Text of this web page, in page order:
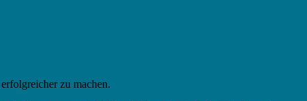
zu machen.